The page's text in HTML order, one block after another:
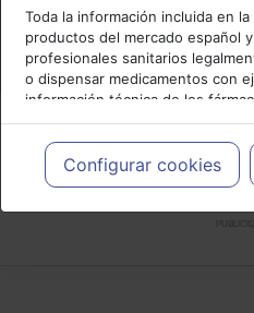
Toda la información incluida en
productos del mercado español
profesionales sanitarios
o dispensar medicamentos con
información técnica de los
meramente informativo, siendo
profesionales facultados
cada caso concreto, el
necesidades del paciente.
Configurar cookies